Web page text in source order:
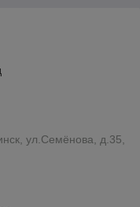
ул.Семёнова, д.35,